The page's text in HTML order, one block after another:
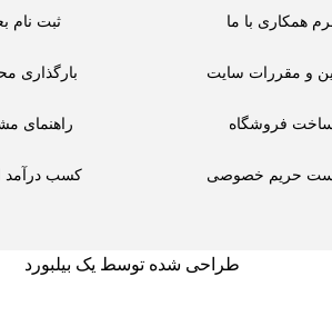
همکاری با ما
و مقررات سایت
فروشگاه
حریم خصوصی
ثبت نام
بارگذاری
راهنمای
کسب درآمد
طراحی شده توسط یک بیلبورد